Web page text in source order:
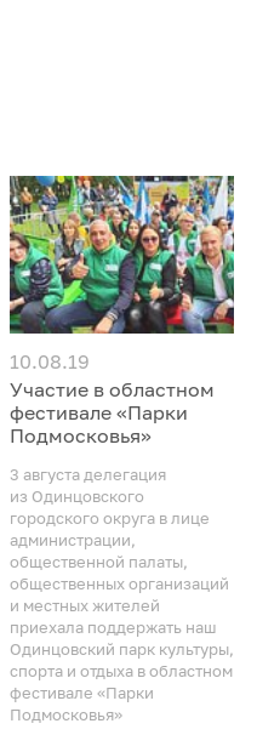
10.08.19
Участие в областном
фестивале «Парки
Подмосковья»
3 августа делегация
из Одинцовского
городского округа в лице
администрации,
общественной палаты,
общественных организаций
и местных жителей
приехала поддержать наш
Одинцовский парк культуры,
спорта и отдыха в областном
фестивале «Парки
Подмосковья»